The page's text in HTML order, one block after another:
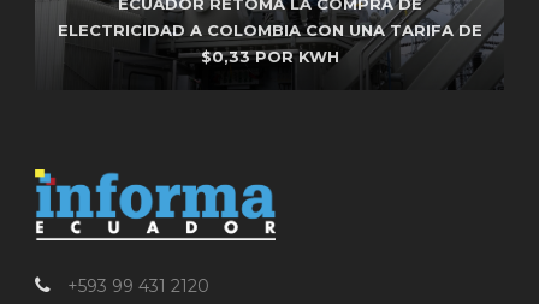
ELECTRICIDAD A COLOMBIA CON UNA TARIFA DE
$0,33 POR KWH
RESERVADAS CONTRA ALCALDES Y PREFECTOS
DE ECUADOR
INVESTIGAN PRESUNTO ENVENENAMIENTO DE
CINCO ANIMALES EN EL SUR DE QUITO
+593 99 431 2120